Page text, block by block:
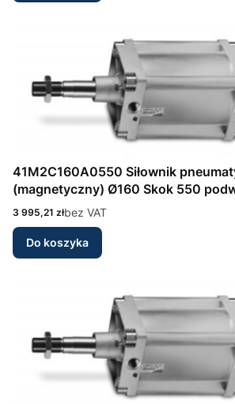
41M2C160A0550 Siłownik
(magnetyczny) Ø160 Skok 550
amortyzacja przód/tył Seria 41 wg
Camozzi
Cena
3 995,21 złbez VAT
Do koszyka